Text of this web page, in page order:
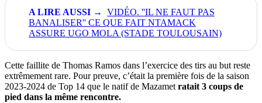
VIDÉO. ''IL NE FAUT PAS
BANALISER'' CE QUE FAIT NTAMACK
ASSURE UGO MOLA (STADE TOULOUSAIN)
Cette faillite de Thomas Ramos dans l’exercice des tirs au but reste
extrêmement rare. Pour preuve, c’était la première fois de la saison
2023-2024 de Top 14 que le natif de Mazamet ratait 3 coups de
pied dans la même rencontre.